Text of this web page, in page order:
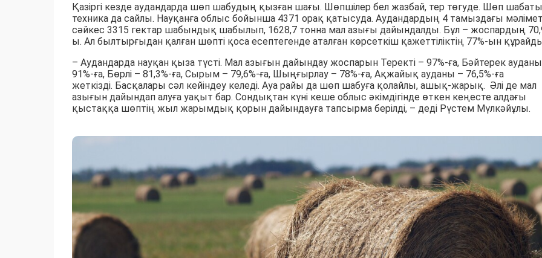
Қазіргі кезде аудандарда шөп шабудың қызған шағы. Шөпшілер бел жазбай, тер төгуде. Шөп
техника да сайлы. Науқанға облыс бойынша 4371 орақ қатысуда. Аудандардың 4 тамыздағы
сәйкес 3315 гектар шабындық шабылып, 1628,7 тонна мал азығы дайындалды. Бұл – жоспардың
ы. Ал былтырғыдан қалған шөпті қоса есептегенде аталған көрсеткіш қажеттіліктің 77%-ын
– Аудандарда науқан қыза түсті. Мал азығын дайындау жоспарын Теректі – 97%-ға, Бәйтерек
91%-ға, Бөрлі – 81,3%-ға, Сырым – 79,6%-ға, Шыңғырлау – 78%-ға, Ақжайық ауданы – 76,5%-ға
жеткізді. Басқалары сәл кейіндеу келеді. Ауа райы да шөп шабуға қолайлы, ашық-жарық. Әлі де мал
азығын дайындап алуға уақыт бар. Сондықтан күні кеше облыс әкімдігінде өткен кеңесте алдағы
қыстаққа шөптің жыл жарымдық қорын дайындауға тапсырма берілді, – деді Рүстем Мүлкәйұлы.